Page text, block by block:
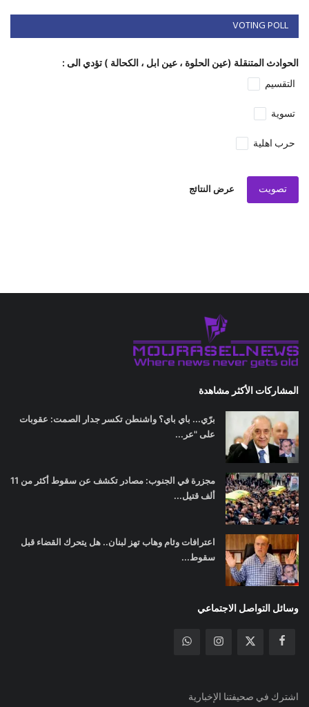
VOTING POLL
الحوادث المتنقلة (عين الحلوة ، عين ابل ، الكحالة ) تؤدي الى :
التقسيم
تسوية
حرب اهلية
تصويت عرض النتائج
المشاركات الأكثر مشاهدة
برّي... باي باي؟ واشنطن تكسر جدار الصمت: عقوبات
على "عر...
مجزرة في الجنوب: مصادر تكشف عن سقوط أكثر من 11
ألف قتيل...
اعترافات وئام وهاب تهز لبنان.. هل يتحرك القضاء قبل
سقوط...
وسائل التواصل الاجتماعي
اشترك في صحيفتنا الإخبارية